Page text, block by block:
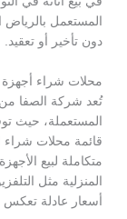
المستعمل بالرياض
دون تأخير أو تعقيد.
محلات شراء أجهزة
تُعد شركة الصفا
المستعملة، حيث
قائمة محلات شراء
متكاملة لبيع
المنزلية مثل
أسعار عادلة تعكس